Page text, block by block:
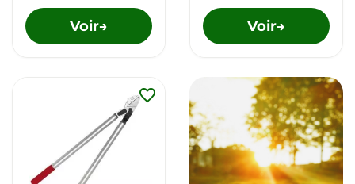
Voir→ Voir→
favorite_border